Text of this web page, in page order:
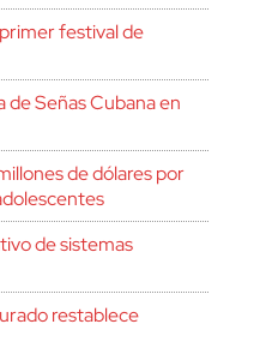
festival de
Señas Cubana en
de dólares por
de sistemas
restablece